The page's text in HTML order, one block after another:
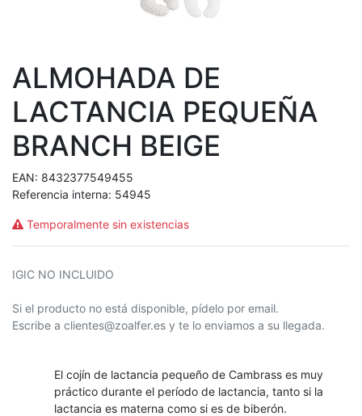
ALMOHADA DE
LACTANCIA PEQUEÑA
BRANCH BEIGE
EAN: 8432377549455
Referencia interna: 54945
Temporalmente sin existencias
IGIC NO INCLUIDO
Si el producto no está disponible, pídelo por email.
Escribe a clientes@zoalfer.es y te lo enviamos a su llegada.
El cojín de lactancia pequeño de Cambrass es muy
práctico durante el período de lactancia, tanto si la
lactancia es materna como si es de biberón.